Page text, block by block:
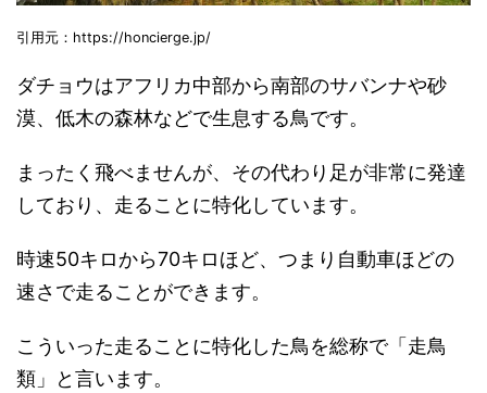
引用元：https://honcierge.jp/
ダチョウはアフリカ中部から南部のサバンナや砂
漠、低木の森林などで生息する鳥です。
まったく飛べませんが、その代わり足が非常に発達
しており、走ることに特化しています。
時速50キロから70キロほど、つまり自動車ほどの
速さで走ることができます。
こういった走ることに特化した鳥を総称で「走鳥
類」と言います。